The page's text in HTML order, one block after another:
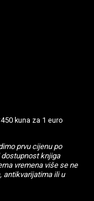
kuna za 1 euro
prvu cijenu po
knjiga
vremena više se ne
antikvarijatima ili u